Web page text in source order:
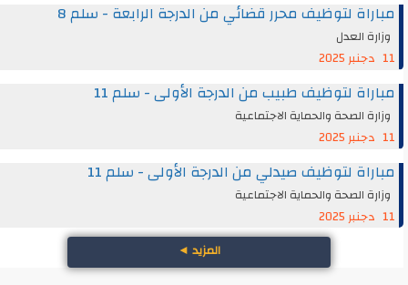
مباراة لتوظيف محرر قضائي من الدرجة الرابعة - سلم 8
وزارة العدل
11 دجنبر 2025
مباراة لتوظيف طبيب من الدرجة الأولى - سلم 11
وزارة الصحة والحماية الاجتماعية
11 دجنبر 2025
مباراة لتوظيف صيدلي من الدرجة الأولى - سلم 11
وزارة الصحة والحماية الاجتماعية
11 دجنبر 2025
المزيد◄